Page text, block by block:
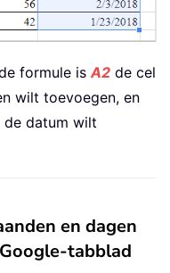
formule is A2 de cel
wilt toevoegen, en
de datum wilt
en dagen
tabblad